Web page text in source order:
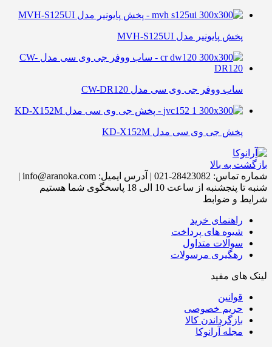
پخش پایونیر مدل MVH-S125UI
ساب ووفر جی وی سی مدل CW-DR120
پخش جی وی سی مدل KD-X152M
بازگشت به بالا
شماره تماس: 28423082-021 آدرس ایمیل: info@aranoka.com
شنبه تا پنجشنبه از ساعت 10 الی 18 پاسخگوی شما هستیم
شرایط و ضوابط
راهنمای خرید
شیوه های پرداخت
سوالات متداول
رهگیری مرسولات
لینک های مفید
قوانین
حریم خصوصی
بازگرداندن کالا
مجله آرانوکا